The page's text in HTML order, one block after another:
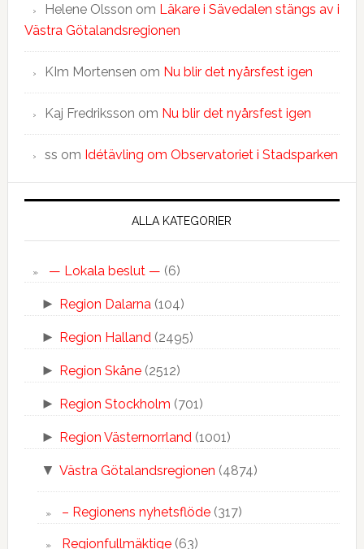
Helene Olsson om Läkare i Sävedalen stängs av i
Västra Götalandsregionen
KIm Mortensen om Nu blir det nyårsfest igen
Kaj Fredriksson om Nu blir det nyårsfest igen
ss om Idétävling om Observatoriet i Stadsparken
ALLA KATEGORIER
— Lokala beslut — (6)
► Region Dalarna(104)
► Region Halland(2495)
► Region Skåne(2512)
► Region Stockholm (701)
► Region Västernorrland(1001)
▼ Västra Götalandsregionen (4874)
– Regionens nyhetsflöde(317)
Regionfullmäktige(63)